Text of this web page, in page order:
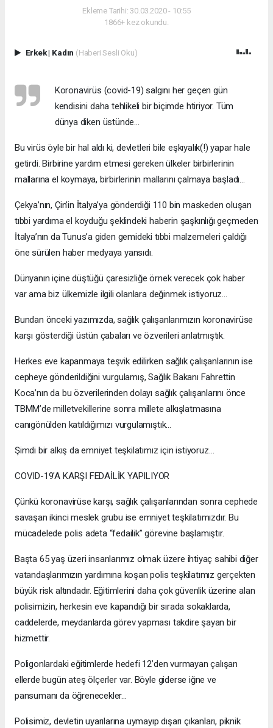
Ekleme Tarihi: 30.03.2020 - 10:55
1866+ kez okundu.
Erkek| Kadın (Haberi Sesli Oku)
Koronavirüs (covid-19) salgını her geçen gün
kendisini daha tehlikeli bir biçimde htiriyor. Tüm
dünya diken üstünde…
Bu virüs öyle bir hal aldı ki, devletleri bile eşkıyalık(!) yapar hale
getirdi. Birbirine yardım etmesi gereken ülkeler birbirlerinin
mallarına el koymaya, birbirlerinin mallarını çalmaya başladı…
Çekya’nın, Çin’in İtalya’ya gönderdiği 110 bin maskeden oluşan
tıbbi yardıma el koyduğu şeklindeki haberin şaşkınlığı geçmeden
İtalya’nın da Tunus’a giden gemideki tıbbi malzemeleri çaldığı
öne sürülen haber medyaya yansıdı.
Dünyanın içine düştüğü çaresizliğe örnek verecek çok haber
var ama biz ülkemizle ilgili olanlara değinmek istiyoruz…
Bundan önceki yazımızda, sağlık çalışanlarımızın koronavirüse
karşı gösterdiği üstün çabaları ve özverileri anlatmıştık.
Herkes eve kapanmaya teşvik edilirken sağlık çalışanlarının ise
cepheye gönderildiğini vurgulamış, Sağlık Bakanı Fahrettin
Koca’nın da bu özverilerinden dolayı sağlık çalışanlarını önce
TBMM’de milletvekillerine sonra millete alkışlatmasına
canıgönülden katıldığımızı vurgulamıştık…
Şimdi bir alkış da emniyet teşkilatımız için istiyoruz…
COVID-19’A KARŞI FEDAİLİK YAPILIYOR
Çünkü koronavirüse karşı, sağlık çalışanlarından sonra cephede
savaşan ikinci meslek grubu ise emniyet teşkilatımızdır. Bu
mücadelede polis adeta “fedailik” görevine başlamıştır.
Başta 65 yaş üzeri insanlarımız olmak üzere ihtiyaç sahibi diğer
vatandaşlarımızın yardımına koşan polis teşkilatımız gerçekten
büyük risk altındadır. Eğitimlerini daha çok güvenlik üzerine alan
polisimizin, herkesin eve kapandığı bir sırada sokaklarda,
caddelerde, meydanlarda görev yapması takdire şayan bir
hizmettir.
Poligonlardaki eğitimlerde hedefi 12’den vurmayan çalışan
ellerde bugün ateş ölçerler var. Böyle giderse iğne ve
pansumanı da öğrenecekler…
Polisimiz, devletin uyarılarına uymayıp dışarı çıkanları, piknik